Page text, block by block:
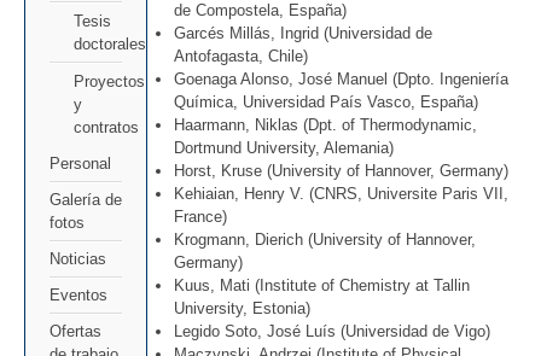
Tesis
doctorales
Proyectos
y
contratos
Personal
Galería de
fotos
Noticias
Eventos
Ofertas
de Compostela, España)
Garcés Millás, Ingrid (Universidad de
Antofagasta, Chile)
Goenaga Alonso, José Manuel (Dpto. Ingeniería
Química, Universidad País Vasco, España)
Haarmann, Niklas (Dpt. of Thermodynamic,
Dortmund University, Alemania)
Horst, Kruse (University of Hannover, Germany)
Kehiaian, Henry V. (CNRS, Universite Paris VII,
France)
Krogmann, Dierich (University of Hannover,
Germany)
Kuus, Mati (Institute of Chemistry at Tallin
University, Estonia)
Legido Soto, José Luís (Universidad de Vigo)